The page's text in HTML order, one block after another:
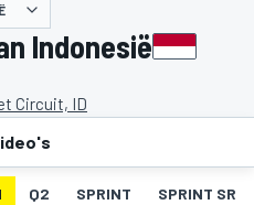
Indonesië
Circuit, ID
Q2 SPRINT SPRINT SR